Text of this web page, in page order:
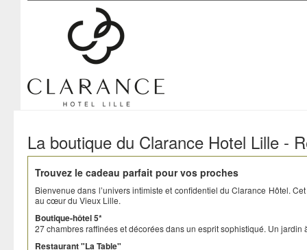
Clarance Hotel Lille
La boutique du Clarance Hotel Lille -
Trouvez le cadeau parfait pour vos proches
Bienvenue dans l’univers intimiste et confidentiel du Clarance Hôtel.
au cœur du Vieux Lille.
Boutique-hôtel 5*
27 chambres raffinées et décorées dans un esprit sophistiqué. Un jardin
Restaurant "La Table"